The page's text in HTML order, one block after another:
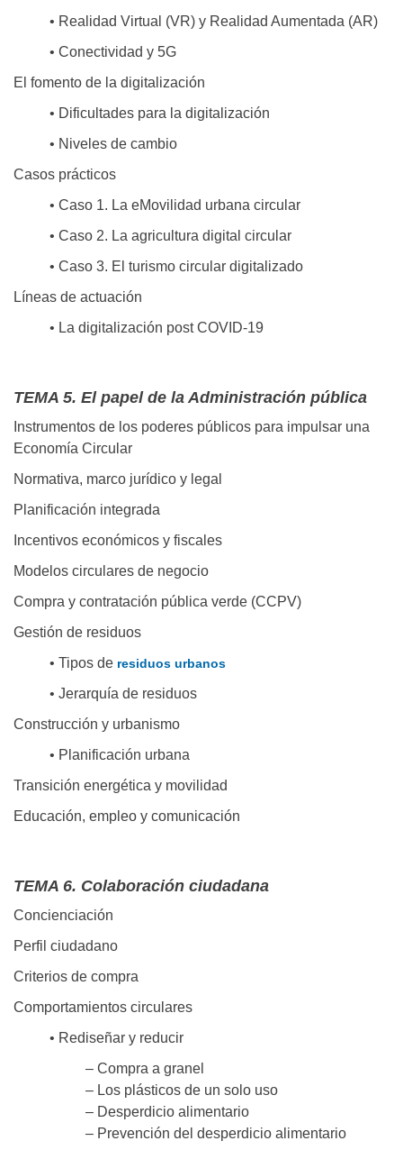
• Realidad Virtual (VR) y Realidad Aumentada (AR)
• Conectividad y 5G
El fomento de la digitalización
• Dificultades para la digitalización
• Niveles de cambio
Casos prácticos
• Caso 1. La eMovilidad urbana circular
• Caso 2. La agricultura digital circular
• Caso 3. El turismo circular digitalizado
Líneas de actuación
• La digitalización post COVID-19
TEMA 5. El papel de la Administración pública
Instrumentos de los poderes públicos para impulsar una
Economía Circular
Normativa, marco jurídico y legal
Planificación integrada
Incentivos económicos y fiscales
Modelos circulares de negocio
Compra y contratación pública verde (CCPV)
Gestión de residuos
• Tipos de residuos urbanos
• Jerarquía de residuos
Construcción y urbanismo
• Planificación urbana
Transición energética y movilidad
Educación, empleo y comunicación
TEMA 6. Colaboración ciudadana
Concienciación
Perfil ciudadano
Criterios de compra
Comportamientos circulares
• Rediseñar y reducir
– Compra a granel
– Los plásticos de un solo uso
– Desperdicio alimentario
– Prevención del desperdicio alimentario